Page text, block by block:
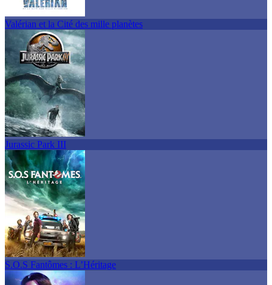
Valérian et la Cité des mille planètes
Jurassic Park III
S.O.S Fantômes : L’Héritage